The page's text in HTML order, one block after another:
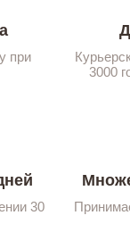
при
3000
30